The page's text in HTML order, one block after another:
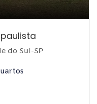
do Sul-SP